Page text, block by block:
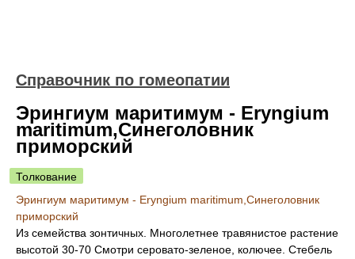
Справочник по гомеопатии
Эрингиум маритимум - Eryngium
maritimum,Синеголовник
приморский
Толкование
Эрингиум маритимум - Eryngium maritimum,Синеголовник
приморский
Из семейства зонтичных. Многолетнее травянистое растение
высотой 30-70 Смотри серовато-зеленое, колючее. Стебель